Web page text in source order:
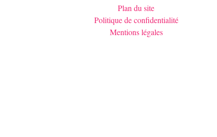
Plan du site
Politique de confidentialité
Mentions légales